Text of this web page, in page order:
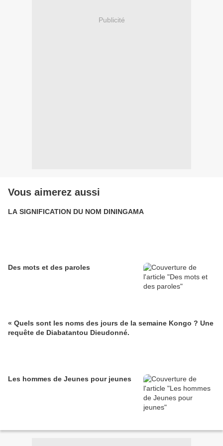
Publicité
Vous aimerez aussi
LA SIGNIFICATION DU NOM DININGAMA
Des mots et des paroles
« Quels sont les noms des jours de la semaine Kongo ? Une
requête de Diabatantou Dieudonné.
Les hommes de Jeunes pour jeunes